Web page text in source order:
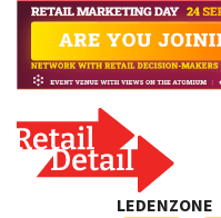
LEDENZONE